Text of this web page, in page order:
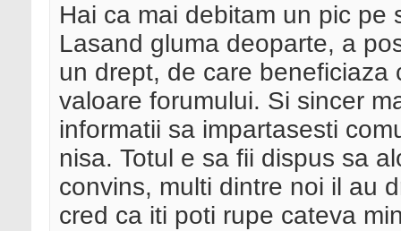
Hai ca mai debitam un pic
Lasand gluma deoparte, a
un drept, de care beneficiaza
valoare forumului. Si sincer
informatii sa impartasesti
nisa. Totul e sa fii dispus sa
convins, multi dintre noi il au
cred ca iti poti rupe cateva